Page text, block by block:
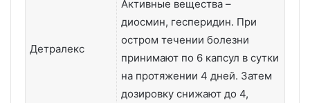
Детралекс
Активные вещества –
диосмин, гесперидин. При
остром течении болезни
принимают по 6 капсул в сутки
на протяжении 4 дней. Затем
дозировку снижают до 4,